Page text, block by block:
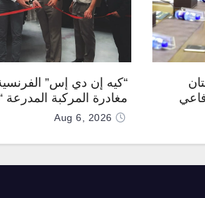
“كيه إن دي إس”
مغادرة المركبة المدرعة
رقم 1000 لخط الإنتاجAug 6, 2026